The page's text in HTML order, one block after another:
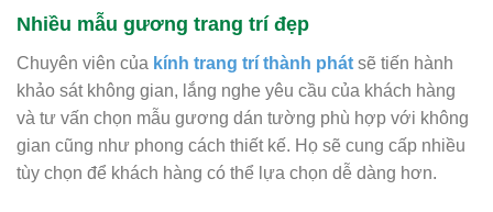
Nhiều mẫu gương trang trí đẹp
Chuyên viên của kính trang trí thành phát sẽ tiến hành
khảo sát không gian, lắng nghe yêu cầu của khách hàng
và tư vấn chọn mẫu gương dán tường phù hợp với không
gian cũng như phong cách thiết kế. Họ sẽ cung cấp nhiều
tùy chọn để khách hàng có thể lựa chọn dễ dàng hơn.